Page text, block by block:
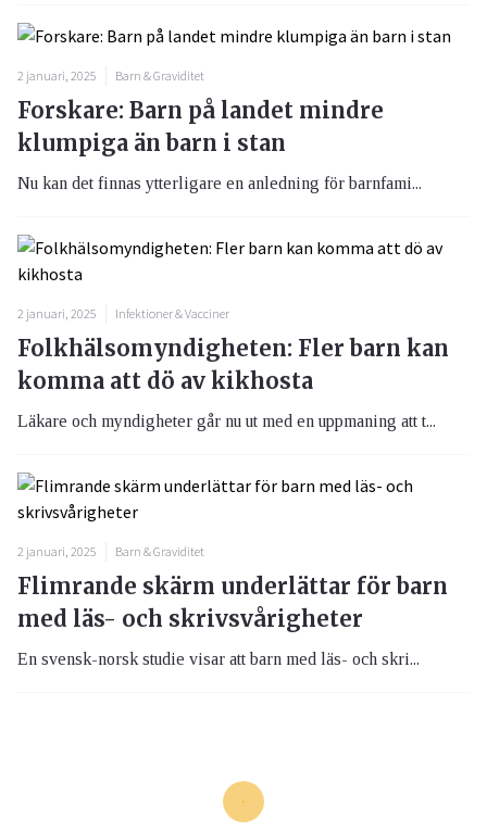
2 januari, 2025 Barn & Graviditet
Forskare: Barn på landet mindre
klumpiga än barn i stan
Nu kan det finnas ytterligare en anledning för barnfami...
2 januari, 2025 Infektioner & Vacciner
Folkhälsomyndigheten: Fler barn kan
komma att dö av kikhosta
Läkare och myndigheter går nu ut med en uppmaning att t...
2 januari, 2025 Barn & Graviditet
Flimrande skärm underlättar för barn
med läs- och skrivsvårigheter
En svensk-norsk studie visar att barn med läs- och skri...